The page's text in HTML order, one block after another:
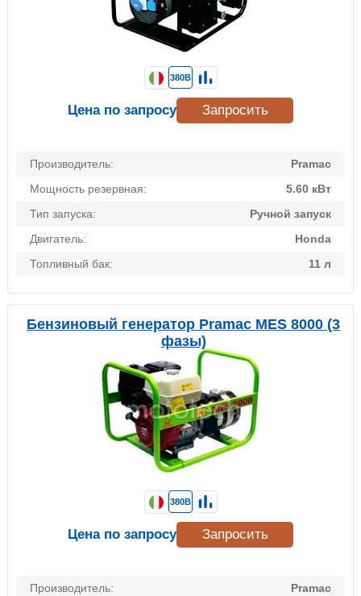
Производитель:
Pramac
Мощность резервная:
5.60 кВт
Тип запуска:
Ручной запуск
Двигатель:
Honda
Топливный бак:
11 л
380В
Цена по запросу Запросить
Бензиновый генератор Pramac MES 8000 (3
фазы)
Производитель:
Pramac
380В
Цена по запросу Запросить